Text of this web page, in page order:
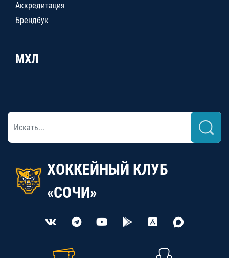
Аккредитация
Брендбук
МХЛ
ХОККЕЙНЫЙ КЛУБ
«СОЧИ»